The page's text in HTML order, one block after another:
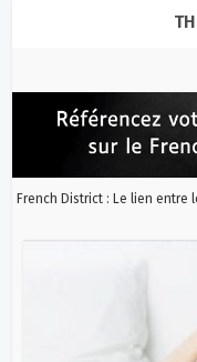
French District : Le lien entre